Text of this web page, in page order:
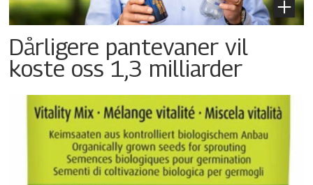
Dårligere pantevaner vil
koste oss 1,3 milliarder